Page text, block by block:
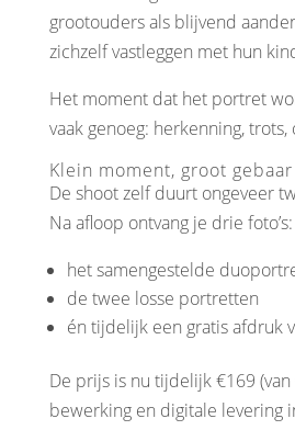
grootouders als blijvend
zichzelf vastleggen met hun
Het moment dat het portret
vaak genoeg: herkenning,
Klein moment, groot gebaar
De shoot zelf duurt ongeveer
Na afloop ontvang je drie foto’s:
het samengestelde
de twee losse portretten
én tijdelijk een gratis afdruk
De prijs is nu tijdelijk €169
bewerking en digitale levering